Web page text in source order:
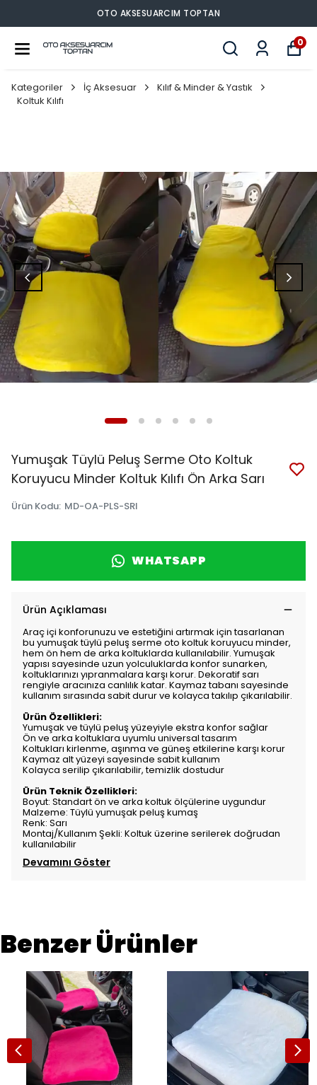
OTO AKSESUARCIM TOPTAN
0
Kategoriler İç Aksesuar
Kılıf & Minder & Yastık
Koltuk Kılıfı
Yumuşak Tüylü Peluş Serme Oto Koltuk
Koruyucu Minder Koltuk Kılıfı Ön Arka Sarı
Ürün Kodu: MD-OA-PLS-SRI
WHATSAPP
Ürün Açıklaması
Araç içi konforunuzu ve estetiğini artırmak için tasarlanan
bu yumuşak tüylü peluş serme oto koltuk koruyucu minder,
hem ön hem de arka koltuklarda kullanılabilir. Yumuşak
yapısı sayesinde uzun yolculuklarda konfor sunarken,
koltuklarınızı yıpranmalara karşı korur. Dekoratif sarı
rengiyle aracınıza canlılık katar. Kaymaz tabanı sayesinde
kullanım sırasında sabit durur ve kolayca takılıp çıkarılabilir.
Ürün Özellikleri:
Yumuşak ve tüylü peluş yüzeyiyle ekstra konfor sağlar
Ön ve arka koltuklara uyumlu universal tasarım
Koltukları kirlenme, aşınma ve güneş etkilerine karşı korur
Kaymaz alt yüzeyi sayesinde sabit kullanım
Kolayca serilip çıkarılabilir, temizlik dostudur
Ürün Teknik Özellikleri:
Boyut: Standart ön ve arka koltuk ölçülerine uygundur
Malzeme: Tüylü yumuşak peluş kumaş
Renk: Sarı
Montaj/Kullanım Şekli: Koltuk üzerine serilerek doğrudan
kullanılabilir
Devamını Göster
Benzer Ürünler